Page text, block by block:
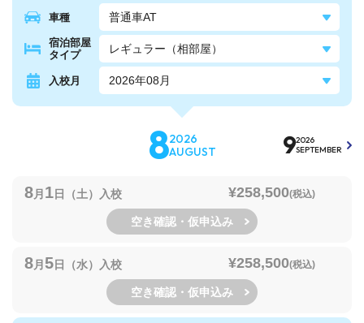
車種
宿泊部屋
タイプ
入校月
82026
AUGUST
92026
SEPTEMBER
8月 1 日（土）入校 ¥258,500(税込)
空き確認・仮申込み
8月 5 日（水）入校 ¥258,500(税込)
空き確認・仮申込み